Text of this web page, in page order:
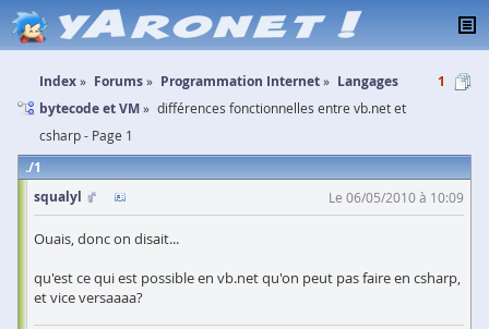
Index Forums Programmation Internet
Langages
bytecode et VM
différences fonctionnelles entre vb.net et
csharp - Page 1
1
1
squalyl
Le 06/05/2010 à 10:09
Ouais, donc on disait...
qu'est ce qui est possible en vb.net qu'on peut pas faire en csharp,
et vice versaaaa?